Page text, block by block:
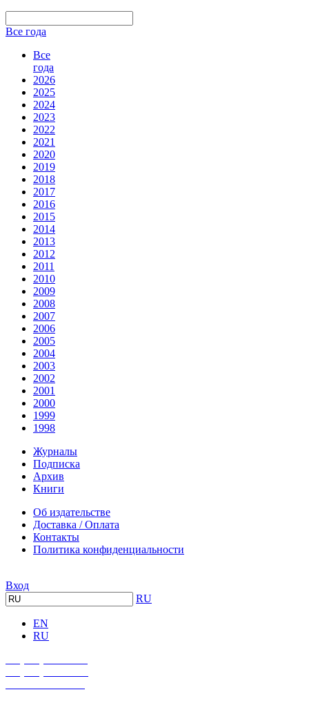
Все года
Все
года
2026
2025
2024
2023
2022
2021
2020
2019
2018
2017
2016
2015
2014
2013
2012
2011
2010
2009
2008
2007
2006
2005
2004
2003
2002
2001
2000
1999
1998
Журналы
Подписка
Архив
Книги
Об издательстве
Доставка / Оплата
Контакты
Политика конфиденциальности
Вход
RU
EN
RU